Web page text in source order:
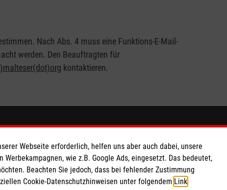
Nach Abs. 4 muss eine Funktions-E-Mail-
werden. Den Beauftragten für
​​​​​​ kontaktieren.
eG
So finden Sie uns
Malteser in Norderstedt
Oststraße 43
22844 Norderstedt
Webseite erforderlich, helfen uns aber auch dabei, unsere
wie z.B. Google Ads, eingesetzt. Das bedeutet,
Beachten Sie jedoch, dass bei fehlender Zustimmung
Cookie-Datenschutzhinweisen unter folgendem Link